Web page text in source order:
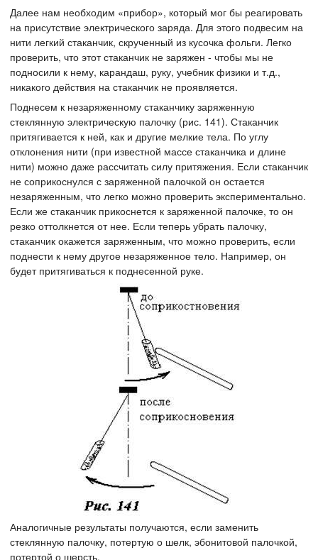
Далее нам необходим «прибор», который мог бы реагировать
на присутствие электрического заряда. Для этого подвесим на
нити легкий стаканчик, скрученный из кусочка фольги. Легко
проверить, что этот стаканчик не заряжен - чтобы мы не
подносили к нему, карандаш, руку, учебник физики и т.д.,
никакого действия на стаканчик не проявляется.
Поднесем к незаряженному стаканчику заряженную
стеклянную электрическую палочку (рис. 141). Стаканчик
притягивается к ней, как и другие мелкие тела. По углу
отклонения нити (при известной массе стаканчика и длине
нити) можно даже рассчитать силу притяжения. Если стаканчик
не соприкоснулся с заряженной палочкой он остается
незаряженным, что легко можно проверить экспериментально.
Если же стаканчик прикоснется к заряженной палочке, то он
резко оттолкнется от нее. Если теперь убрать палочку,
стаканчик окажется заряженным, что можно проверить, если
поднести к нему другое незаряженное тело. Например, он
будет притягиваться к поднесенной руке.
Аналогичные результаты получаются, если заменить
стеклянную палочку, потертую о шелк, эбонитовой палочкой,
потертой о шерсть.